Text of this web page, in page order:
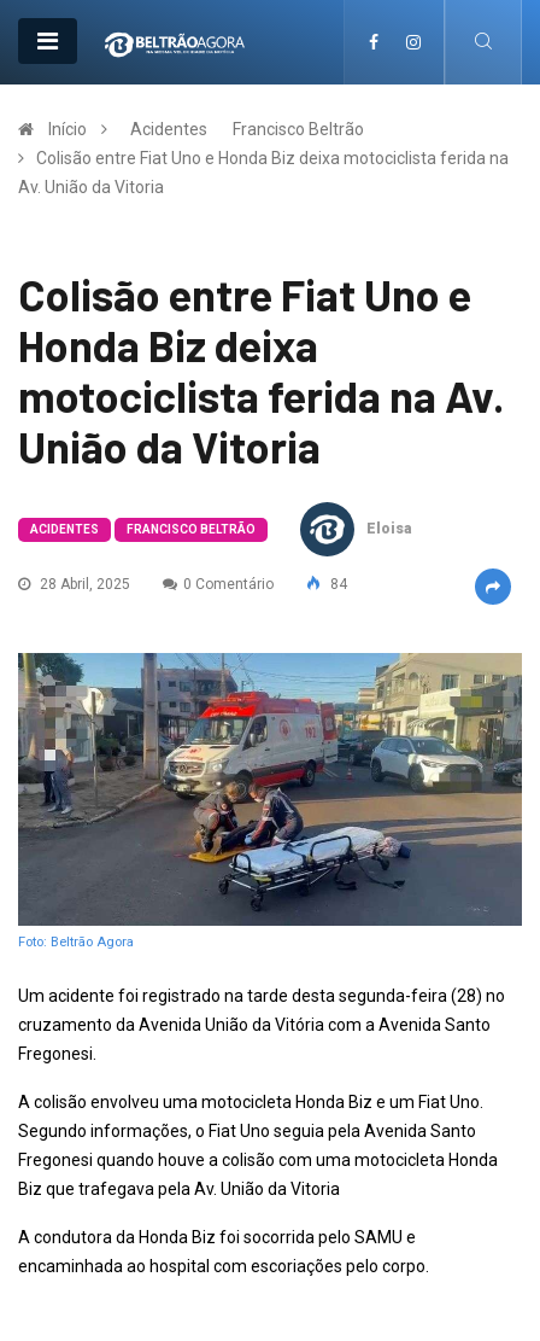
Início Acidentes
Francisco Beltrão
Colisão entre Fiat Uno e Honda Biz deixa motociclista ferida na
Av. União da Vitoria
Colisão entre Fiat Uno e
Honda Biz deixa
motociclista ferida na Av.
União da Vitoria
ACIDENTES FRANCISCO BELTRÃO Eloisa
28 Abril, 2025 0 Comentário 84
Foto: Beltrão Agora
Um acidente foi registrado na tarde desta segunda-feira (28) no
cruzamento da Avenida União da Vitória com a Avenida Santo
Fregonesi.
A colisão envolveu uma motocicleta Honda Biz e um Fiat Uno.
Segundo informações, o Fiat Uno seguia pela Avenida Santo
Fregonesi quando houve a colisão com uma motocicleta Honda
Biz que trafegava pela Av. União da Vitoria
A condutora da Honda Biz foi socorrida pelo SAMU e
encaminhada ao hospital com escoriações pelo corpo.